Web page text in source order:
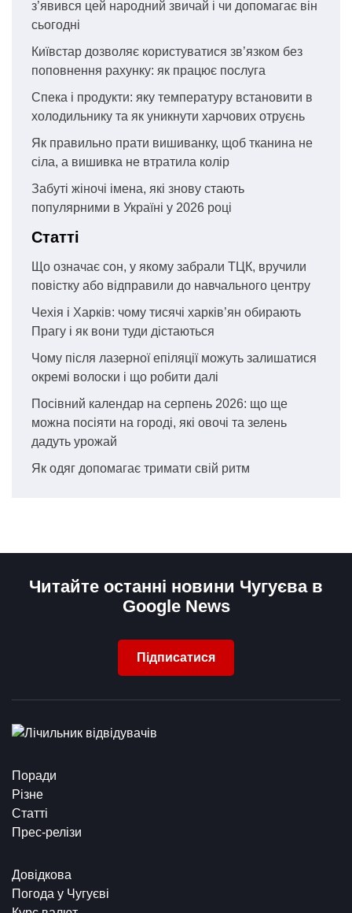
з’явився цей народний звичай і чи допомагає він
сьогодні
Київстар дозволяє користуватися зв’язком без
поповнення рахунку: як працює послуга
Спека і продукти: яку температуру встановити в
холодильнику та як уникнути харчових отруєнь
Як правильно прати вишиванку, щоб тканина не
сіла, а вишивка не втратила колір
Забуті жіночі імена, які знову стають
популярними в Україні у 2026 році
Статті
Що означає сон, у якому забрали ТЦК, вручили
повістку або відправили до навчального центру
Чехія і Харків: чому тисячі харків’ян обирають
Прагу і як вони туди дістаються
Чому після лазерної епіляції можуть залишатися
окремі волоски і що робити далі
Посівний календар на серпень 2026: що ще
можна посіяти на городі, які овочі та зелень
дадуть урожай
Як одяг допомагає тримати свій ритм
Читайте останні новини Чугуєва в
Google News
Підписатися
Поради
Різне
Статті
Прес-релізи
Довідкова
Погода у Чугуєві